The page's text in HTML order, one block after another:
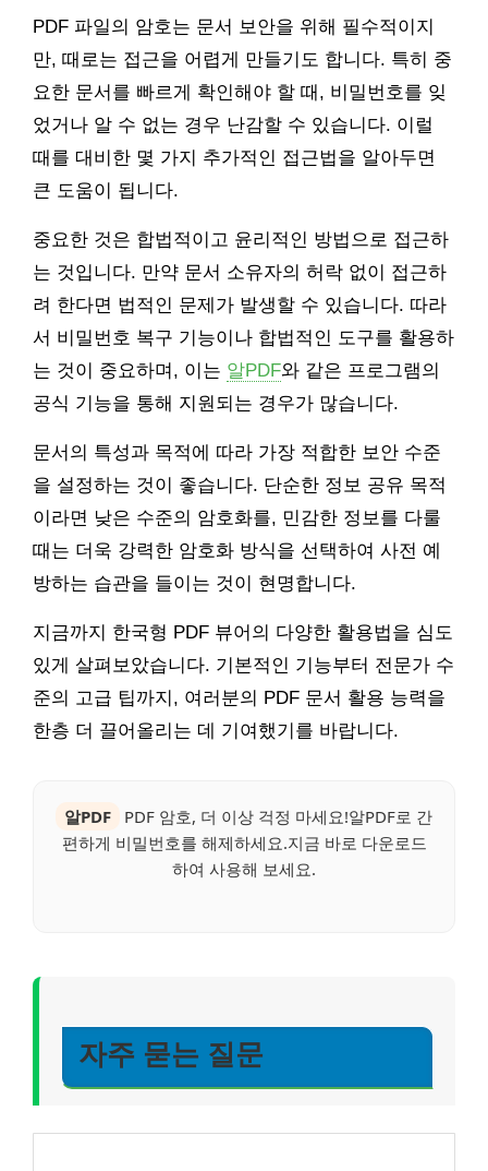
PDF 파일의 암호는 문서 보안을 위해 필수적이지
만, 때로는 접근을 어렵게 만들기도 합니다. 특히 중
요한 문서를 빠르게 확인해야 할 때, 비밀번호를 잊
었거나 알 수 없는 경우 난감할 수 있습니다. 이럴
때를 대비한 몇 가지 추가적인 접근법을 알아두면
큰 도움이 됩니다.
중요한 것은 합법적이고 윤리적인 방법으로 접근하
는 것입니다. 만약 문서 소유자의 허락 없이 접근하
려 한다면 법적인 문제가 발생할 수 있습니다. 따라
서 비밀번호 복구 기능이나 합법적인 도구를 활용하
는 것이 중요하며, 이는 알PDF와 같은 프로그램의
공식 기능을 통해 지원되는 경우가 많습니다.
문서의 특성과 목적에 따라 가장 적합한 보안 수준
을 설정하는 것이 좋습니다. 단순한 정보 공유 목적
이라면 낮은 수준의 암호화를, 민감한 정보를 다룰
때는 더욱 강력한 암호화 방식을 선택하여 사전 예
방하는 습관을 들이는 것이 현명합니다.
지금까지 한국형 PDF 뷰어의 다양한 활용법을 심도
있게 살펴보았습니다. 기본적인 기능부터 전문가 수
준의 고급 팁까지, 여러분의 PDF 문서 활용 능력을
한층 더 끌어올리는 데 기여했기를 바랍니다.
알PDF
PDF 암호, 더 이상 걱정 마세요!알PDF로 간
편하게 비밀번호를 해제하세요.지금 바로 다운로드
하여 사용해 보세요.
자주 묻는 질문